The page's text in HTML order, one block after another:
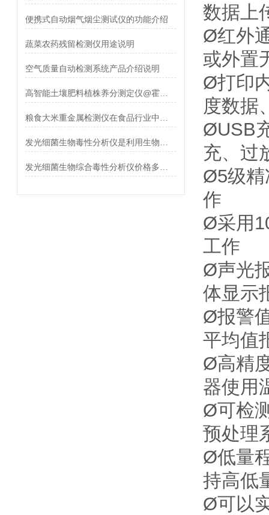
便携式自动烟气烟尘测试仪的功能介绍
蔬菜农药残留检测仪用途说明
空气质量自动检测系统产品介绍说明
数据上
Ø红外
或外置
Ø打印
度数据
ØUSB
充、过
Ø5级精
作
Ø采用
工作
Ø声光
体显示
Ø报警
平均值
Ø高精
器使用
Ø可检
预处理
Ø低量
持高低
Ø可以